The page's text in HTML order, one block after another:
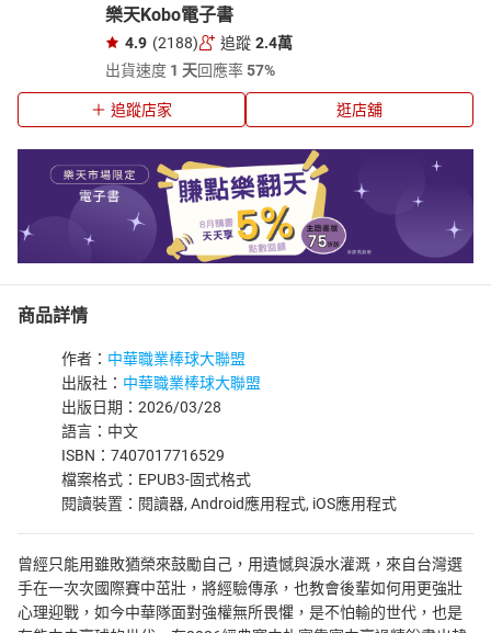
樂天Kobo電子書
4.9 (2188) 追蹤 2.4萬
出貨速度 1 天回應率57%
追蹤店家 逛店舖
商品詳情
作者： 中華職業棒球大聯盟
出版社： 中華職業棒球大聯盟
出版日期：2026/03/28
語言：中文
ISBN：7407017716529
檔案格式：EPUB3-固式格式
閱讀裝置：閱讀器, Android應用程式, iOS應用程式
曾經只能用雖敗猶榮來鼓勵自己，用遺憾與淚水灌溉，來自台灣選
手在一次次國際賽中茁壯，將經驗傳承，也教會後輩如何用更強壯
心理迎戰，如今中華隊面對強權無所畏懼，是不怕輸的世代，也是